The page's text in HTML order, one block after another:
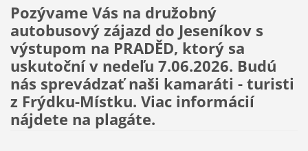
Pozývame Vás na družobný
autobusový zájazd do Jeseníkov s
výstupom na PRADĚD, ktorý sa
uskutoční v nedeľu 7.06.2026. Budú
nás sprevádzať naši kamaráti - turisti
z Frýdku-Místku. Viac informácií
nájdete na plagáte.